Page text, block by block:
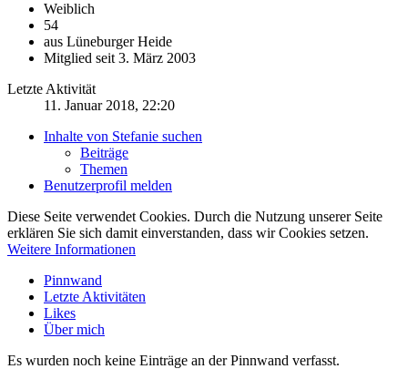
Weiblich
54
aus Lüneburger Heide
Mitglied seit 3. März 2003
Letzte Aktivität
11. Januar 2018, 22:20
Inhalte von Stefanie suchen
Beiträge
Themen
Benutzerprofil melden
Diese Seite verwendet Cookies. Durch die Nutzung unserer Seite
erklären Sie sich damit einverstanden, dass wir Cookies setzen.
Weitere Informationen
Pinnwand
Letzte Aktivitäten
Likes
Über mich
Es wurden noch keine Einträge an der Pinnwand verfasst.